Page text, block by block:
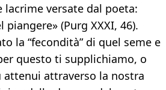
versate dal poeta:
(Purg XXXI, 46).
la “fecondità” di quel seme e
questo ti supplichiamo, o
attenui attraverso la nostra